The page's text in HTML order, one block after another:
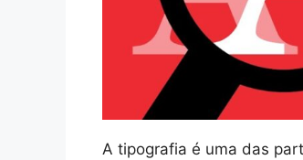
A tipografia é uma das